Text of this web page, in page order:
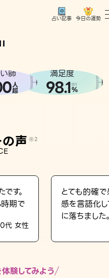
占い記事 今日の運勢
ら
師
人
超
満足度
98.1※1
%
声 ※2
す。
期で
代 女性
とても的確
感を言語化
に落ちました
験してみよう